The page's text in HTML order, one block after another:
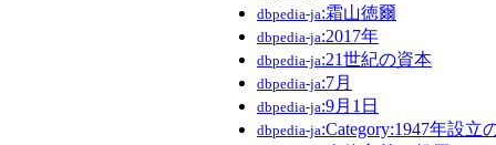
dbpedia-ja:霜山徳爾
dbpedia-ja:2017年
dbpedia-ja:21世紀の資本
dbpedia-ja:7月
dbpedia-ja:9月1日
dbpedia-ja:Category:1947年設立